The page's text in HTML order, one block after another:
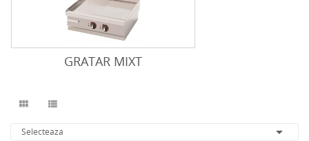
GRATAR MIXT
 
Selecteaza 